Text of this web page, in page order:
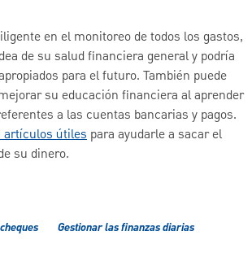
en el monitoreo de todos los gastos,
de su salud financiera general y podría
para el futuro. También puede
su educación financiera al aprender
a las cuentas bancarias y pagos.
artículos útiles para ayudarle a sacar el
su dinero.
Gestionar las finanzas diarias